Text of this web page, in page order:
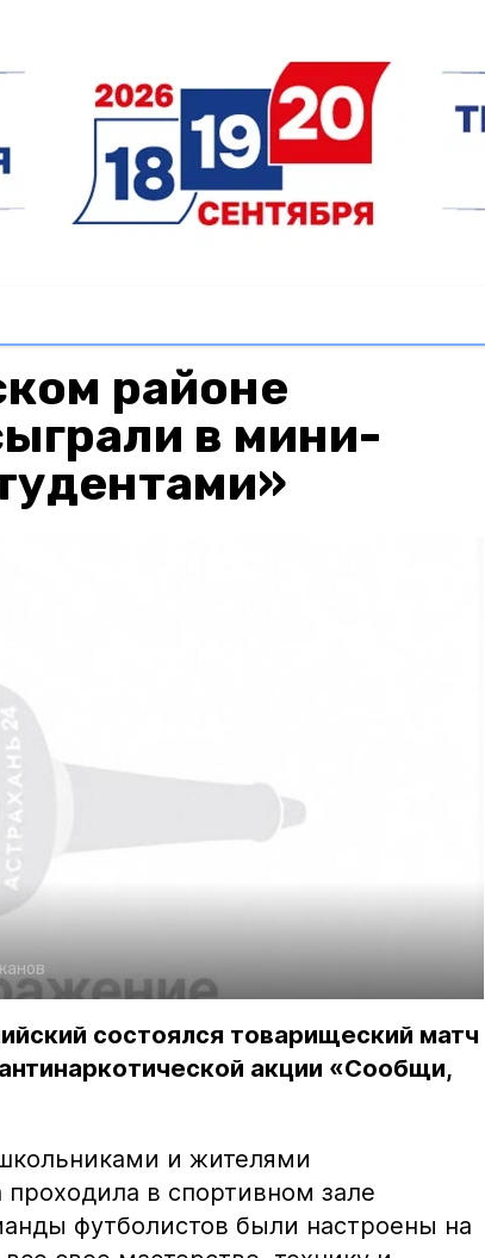
районе
в мини-
состоялся товарищеский матч
акции «Сообщи,
и жителями
проходила в спортивном зале
футболистов были настроены на